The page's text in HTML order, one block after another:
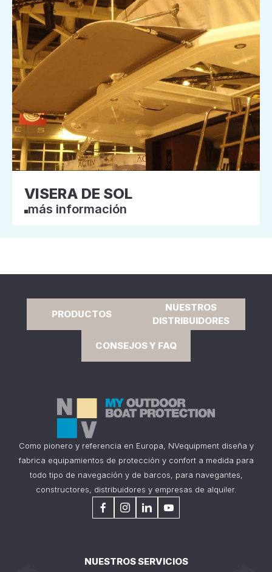
VISERA DE SOL
más información
PRODUCTOS
NUESTROS
DISTRIBUIDORES
CONSEJOS Y FAQ
Como pionero y referencia en Europa, NVequipment diseña y
fabrica equipamientos de protección y confort a medida para
todo tipo de navegación y de barcos, para navegantes,
constructores, distribuidores y empresas de alquiler.
NUESTROS SERVICIOS